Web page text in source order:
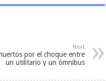
Next
por el choque entre
un utilitario y un ómnibus